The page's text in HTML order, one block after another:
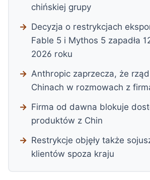
chińskiej grupy
Decyzja o restrykcjach
Fable 5 i Mythos 5 zapadła
2026 roku
Anthropic zaprzecza, że
Chinach w rozmowach z
Firma od dawna blokuje
produktów z Chin
Restrykcje objęły także
klientów spoza kraju